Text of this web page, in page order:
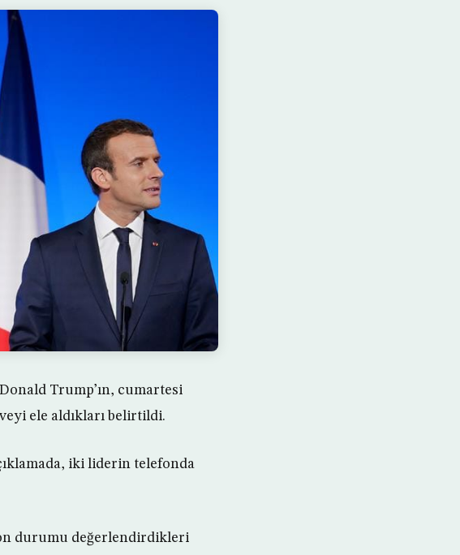
Trump’ın, cumartesi
ele aldıkları belirtildi.
iki liderin telefonda
durumu değerlendirdikleri